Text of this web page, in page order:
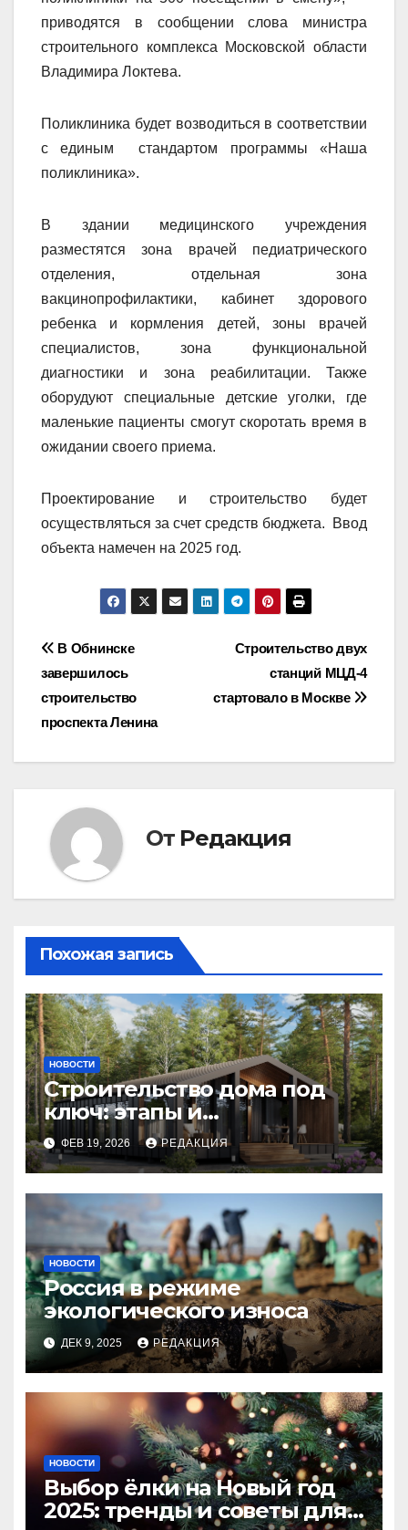
приводятся в сообщении слова министра
строительного комплекса Московской области
Владимира Локтева.
Поликлиника будет возводиться в соответствии
с единым стандартом программы «Наша
поликлиника».
В здании медицинского учреждения
разместятся зона врачей педиатрического
отделения, отдельная зона
вакцинопрофилактики, кабинет здорового
ребенка и кормления детей, зоны врачей
специалистов, зона функциональной
диагностики и зона реабилитации. Также
оборудуют специальные детские уголки, где
маленькие пациенты смогут скоротать время в
ожидании своего приема.
Проектирование и строительство будет
осуществляться за счет средств бюджета. Ввод
объекта намечен на 2025 год.
Навигация
по
записям
Строительство двух
станций МЦД-4
стартовало в Москве
В Обнинске
завершилось
строительство
проспекта Ленина
От Редакция
Похожая запись
НОВОСТИ
Строительство дома под
ключ: этапы и
планирование бюджета
ФЕВ 19, 2026 РЕДАКЦИЯ
НОВОСТИ
Россия в режиме
экологического износа
ДЕК 9, 2025 РЕДАКЦИЯ
НОВОСТИ
Выбор ёлки на Новый год
2025: тренды и советы для